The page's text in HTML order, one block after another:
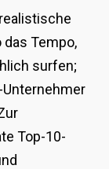
Tempo,
surfen;
Top-10-